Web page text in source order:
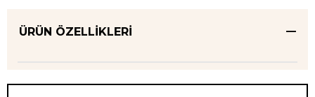
ÜRÜN ÖZELLIKLERI